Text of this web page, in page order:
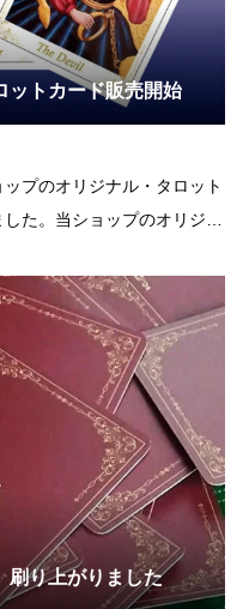
ットカード販売開始
プのオリジナル・タロット
た。当ショップのオリジナ
ます。送料は別でご負担願
ますか
り上がりました